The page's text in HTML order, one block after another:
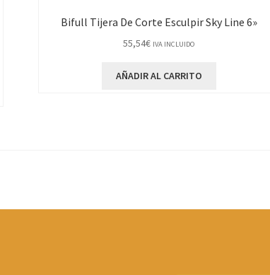
Bifull Tijera De Corte Esculpir Sky Line 6»
55,54€ IVA INCLUIDO
AÑADIR AL CARRITO